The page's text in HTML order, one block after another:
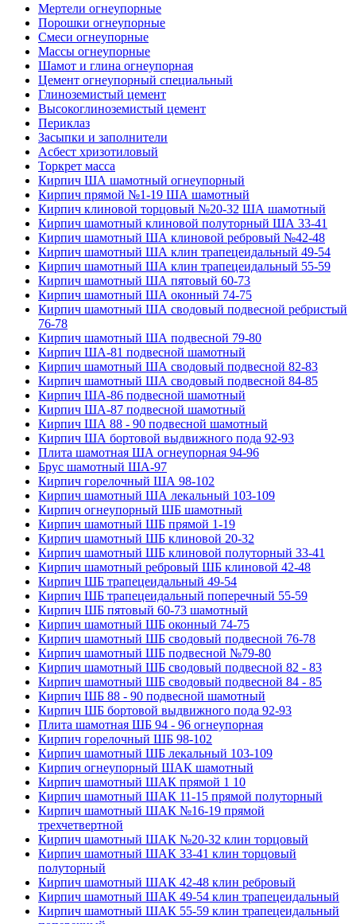
Мертели огнеупорные
Порошки огнеупорные
Смеси огнеупорные
Массы огнеупорные
Шамот и глина огнеупорная
Цемент огнеупорный специальный
Глиноземистый цемент
Высокоглиноземистый цемент
Периклаз
Засыпки и заполнители
Асбест хризотиловый
Торкрет масса
Кирпич ША шамотный огнеупорный
Кирпич прямой №1-19 ША шамотный
Кирпич клиновой торцовый №20-32 ША шамотный
Кирпич шамотный клиновой полуторный ША 33-41
Кирпич шамотный ША клиновой ребровый №42-48
Кирпич шамотный ША клин трапецеидальный 49-54
Кирпич шамотный ША клин трапецеидальный 55-59
Кирпич шамотный ША пятовый 60-73
Кирпич шамотный ША оконный 74-75
Кирпич шамотный ША сводовый подвесной ребристый
76-78
Кирпич шамотный ША подвесной 79-80
Кирпич ША-81 подвесной шамотный
Кирпич шамотный ША сводовый подвесной 82-83
Кирпич шамотный ША сводовый подвесной 84-85
Кирпич ША-86 подвесной шамотный
Кирпич ША-87 подвесной шамотный
Кирпич ША 88 - 90 подвесной шамотный
Кирпич ША бортовой выдвижного пода 92-93
Плита шамотная ША огнеупорная 94-96
Брус шамотный ША-97
Кирпич горелочный ША 98-102
Кирпич шамотный ША лекальный 103-109
Кирпич огнеупорный ШБ шамотный
Кирпич шамотный ШБ прямой 1-19
Кирпич шамотный ШБ клиновой 20-32
Кирпич шамотный ШБ клиновой полуторный 33-41
Кирпич шамотный ребровый ШБ клиновой 42-48
Кирпич ШБ трапецеидальный 49-54
Кирпич ШБ трапецеидальный поперечный 55-59
Кирпич ШБ пятовый 60-73 шамотный
Кирпич шамотный ШБ оконный 74-75
Кирпич шамотный ШБ сводовый подвесной 76-78
Кирпич шамотный ШБ подвесной №79-80
Кирпич шамотный ШБ сводовый подвесной 82 - 83
Кирпич шамотный ШБ сводовый подвесной 84 - 85
Кирпич ШБ 88 - 90 подвесной шамотный
Кирпич ШБ бортовой выдвижного пода 92-93
Плита шамотная ШБ 94 - 96 огнеупорная
Кирпич горелочный ШБ 98-102
Кирпич шамотный ШБ лекальный 103-109
Кирпич огнеупорный ШАК шамотный
Кирпич шамотный ШАК прямой 1 10
Кирпич шамотный ШАК 11-15 прямой полуторный
Кирпич шамотный ШАК №16-19 прямой
трехчетвертной
Кирпич шамотный ШАК №20-32 клин торцовый
Кирпич шамотный ШАК 33-41 клин торцовый
полуторный
Кирпич шамотный ШАК 42-48 клин ребровый
Кирпич шамотный ШАК 49-54 клин трапецеидальный
Кирпич шамотный ШАК 55-59 клин трапецеидальный